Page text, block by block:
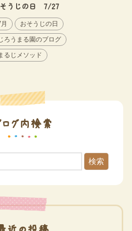
うじの日 7/27
おそうじの日
ろうまる園のブログ
るじメソッド
ログ内検索
検索